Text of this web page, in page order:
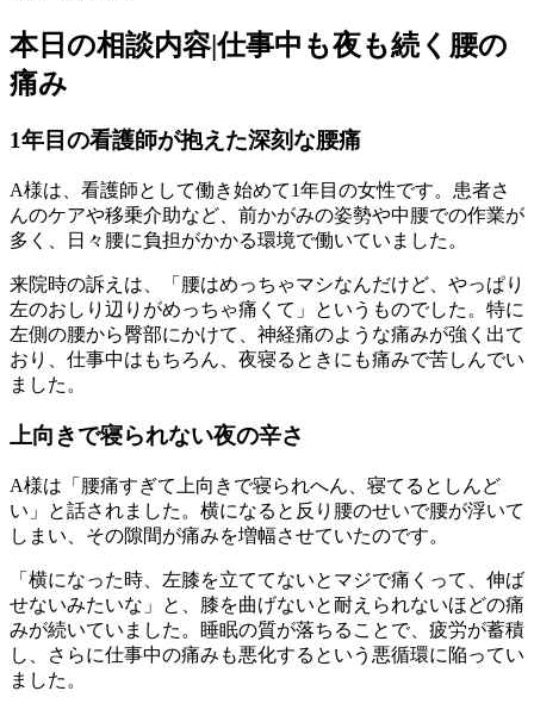
本日の相談内容|仕事中も夜も続く腰の
痛み
1年目の看護師が抱えた深刻な腰痛
A様は、看護師として働き始めて1年目の女性です。患者さ
んのケアや移乗介助など、前かがみの姿勢や中腰での作業が
多く、日々腰に負担がかかる環境で働いていました。
来院時の訴えは、「腰はめっちゃマシなんだけど、やっぱり
左のおしり辺りがめっちゃ痛くて」というものでした。特に
左側の腰から臀部にかけて、神経痛のような痛みが強く出て
おり、仕事中はもちろん、夜寝るときにも痛みで苦しんでい
ました。
上向きで寝られない夜の辛さ
A様は「腰痛すぎて上向きで寝られへん、寝てるとしんど
い」と話されました。横になると反り腰のせいで腰が浮いて
しまい、その隙間が痛みを増幅させていたのです。
「横になった時、左膝を立ててないとマジで痛くって、伸ば
せないみたいな」と、膝を曲げないと耐えられないほどの痛
みが続いていました。睡眠の質が落ちることで、疲労が蓄積
し、さらに仕事中の痛みも悪化するという悪循環に陥ってい
ました。